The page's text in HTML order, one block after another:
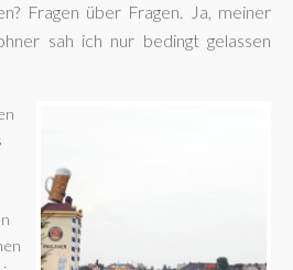
Fragen über Fragen. Ja, meiner
sah ich nur bedingt gelassen